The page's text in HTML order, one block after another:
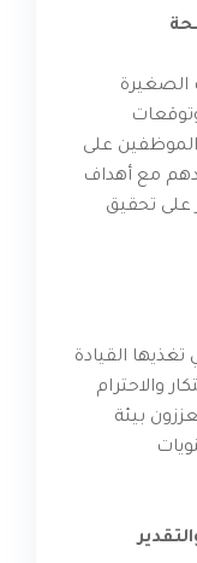
الصغيرة
على
مع أهداف
على تحقيق
تغذيها القيادة
والاحترام
بيئة